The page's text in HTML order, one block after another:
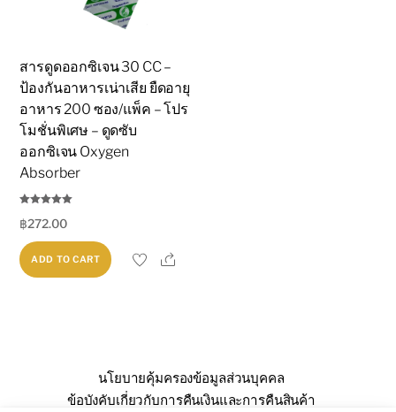
สารดูดออกซิเจน 30 CC –
ป้องกันอาหารเน่าเสีย ยืดอายุ
อาหาร 200 ซอง/แพ็ค – โปร
โมชั่นพิเศษ – ดูดซับ
ออกซิเจน Oxygen
Absorber
5.00
out of 5
฿272.00
ADD TO CART Share
นโยบายคุ้มครองข้อมูลส่วนบุคคล
ข้อบังคับเกี่ยวกับการคืนเงินและการคืนสินค้า